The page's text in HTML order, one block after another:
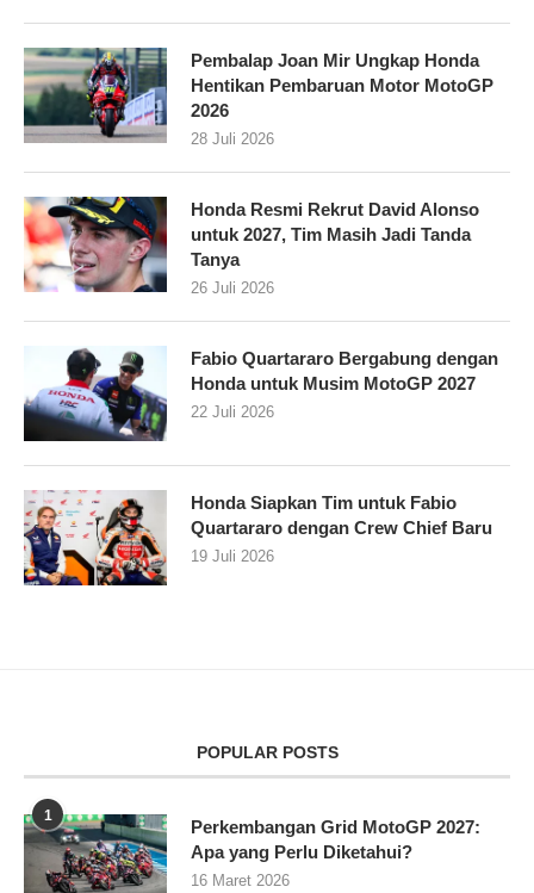
Pembalap Joan Mir Ungkap Honda
Hentikan Pembaruan Motor MotoGP
2026
28 Juli 2026
Honda Resmi Rekrut David Alonso
untuk 2027, Tim Masih Jadi Tanda
Tanya
26 Juli 2026
Fabio Quartararo Bergabung dengan
Honda untuk Musim MotoGP 2027
22 Juli 2026
Honda Siapkan Tim untuk Fabio
Quartararo dengan Crew Chief Baru
19 Juli 2026
POPULAR POSTS
1
Perkembangan Grid MotoGP 2027:
Apa yang Perlu Diketahui?
16 Maret 2026